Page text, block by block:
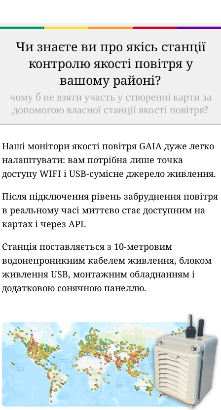
Чи знаєте ви про якісь станції
контролю якості повітря у
вашому районі?
чому б не взяти участь у створенні карти за
допомогою власної станції якості повітря?
Наші монітори якості повітря GAIA дуже легко
налаштувати: вам потрібна лише точка
доступу WIFI і USB-сумісне джерело живлення.
Після підключення рівень забруднення повітря
в реальному часі миттєво стає доступним на
картах і через API.
Станція поставляється з 10-метровим
водонепроникним кабелем живлення, блоком
живлення USB, монтажним обладнанням і
додатковою сонячною панеллю.